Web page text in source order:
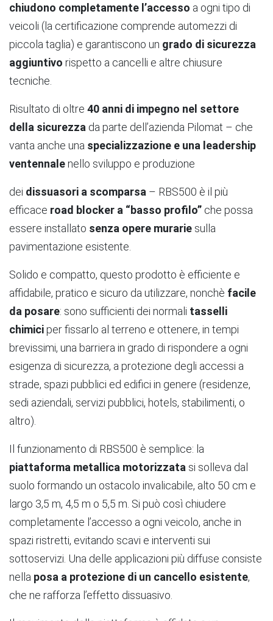
chiudono completamente l’accesso a ogni tipo di
veicoli (la certificazione comprende automezzi di
piccola taglia) e garantiscono un grado di sicurezza
aggiuntivo rispetto a cancelli e altre chiusure
tecniche.
Risultato di oltre 40 anni di impegno nel settore
della sicurezza da parte dell’azienda Pilomat – che
vanta anche una specializzazione e una leadership
ventennalenello sviluppo e produzione
dei dissuasori a scomparsa – RBS500 è il più
efficace road blocker a “basso profilo” che possa
essere installato senza opere murarie sulla
pavimentazione esistente.
Solido e compatto, questo prodotto è efficiente e
affidabile, pratico e sicuro da utilizzare, nonchè facile
da posare: sono sufficienti dei normali tasselli
chimiciper fissarlo al terreno e ottenere, in tempi
brevissimi, una barriera in grado di rispondere a ogni
esigenza di sicurezza, a protezione degli accessi a
strade, spazi pubblici ed edifici in genere (residenze,
sedi aziendali, servizi pubblici, hotels, stabilimenti, o
altro).
Il funzionamento di RBS500 è semplice: la
piattaforma metallica motorizzata si solleva dal
suolo formando un ostacolo invalicabile, alto 50 cm e
largo 3,5 m, 4,5 m o 5,5 m. Si può così chiudere
completamente l’accesso a ogni veicolo, anche in
spazi ristretti, evitando scavi e interventi sui
sottoservizi. Una delle applicazioni più diffuse consiste
nella posa a protezione di un cancello esistente,
che ne rafforza l’effetto dissuasivo.